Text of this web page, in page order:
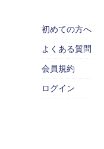
初めての方へ
よくある質問
会員規約
ログイン